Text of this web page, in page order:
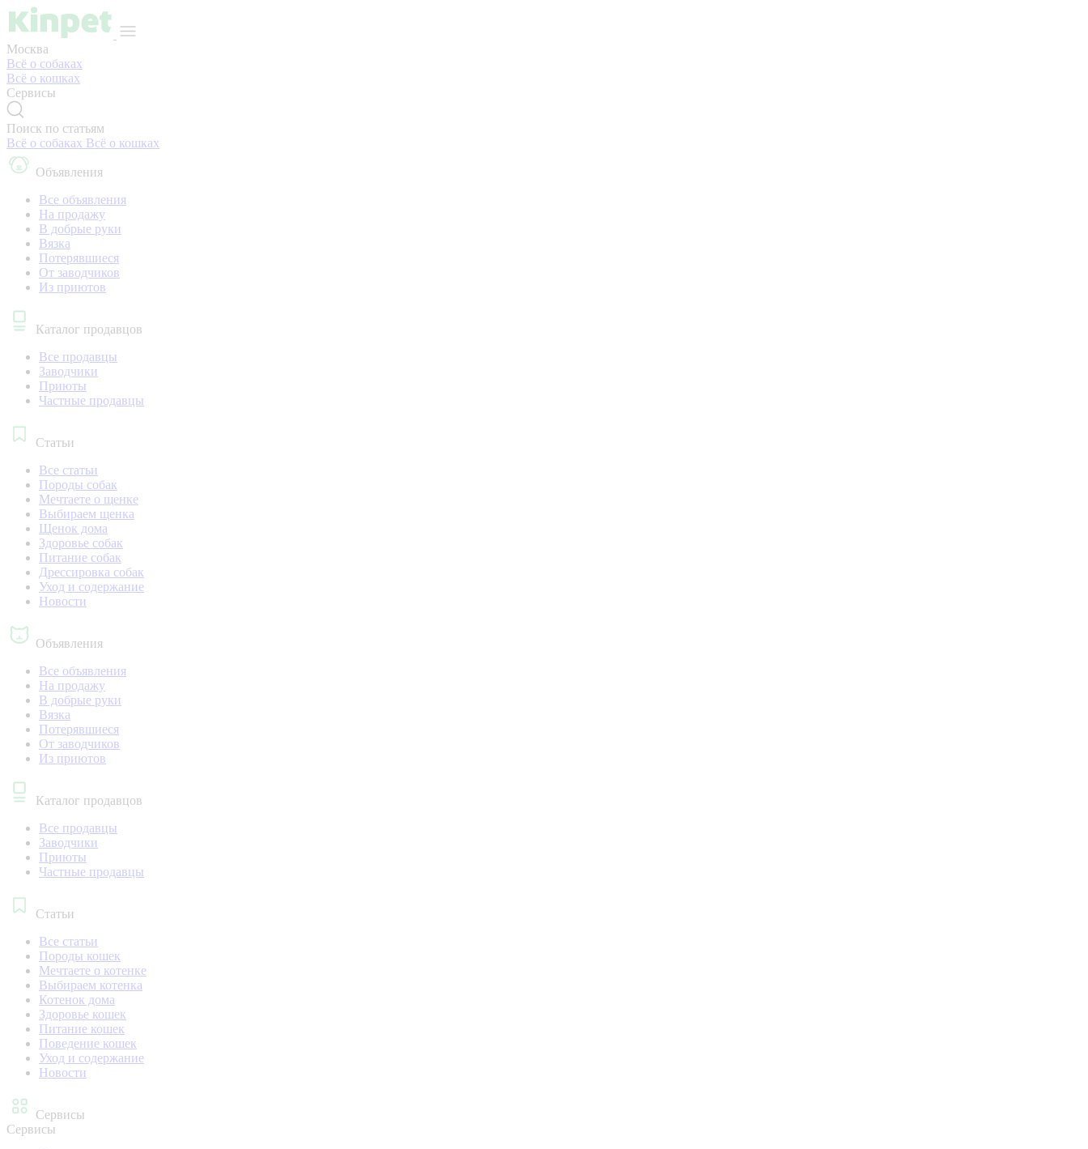
Москва
Всё о собаках
Всё о кошках
Сервисы
Поиск по статьям
Всё о собаках Всё о кошках
Объявления
Все объявления
На продажу
В добрые руки
Вязка
Потерявшиеся
От заводчиков
Из приютов
Каталог продавцов
Все продавцы
Заводчики
Приюты
Частные продавцы
Статьи
Все статьи
Породы собак
Мечтаете о щенке
Выбираем щенка
Щенок дома
Здоровье собак
Питание собак
Дрессировка собак
Уход и содержание
Новости
Объявления
Все объявления
На продажу
В добрые руки
Вязка
Потерявшиеся
От заводчиков
Из приютов
Каталог продавцов
Все продавцы
Заводчики
Приюты
Частные продавцы
Статьи
Все статьи
Породы кошек
Мечтаете о котенке
Выбираем котенка
Котенок дома
Здоровье кошек
Питание кошек
Поведение кошек
Уход и содержание
Новости
Сервисы
Сервисы